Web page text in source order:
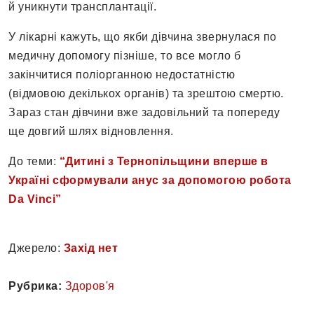
й уникнути трансплантації.
У лікарні кажуть, що якби дівчина звернулася по
медичну допомогу пізніше, то все могло б
закінчитися поліорганною недостатністю
(відмовою декількох органів) та зрештою смертю.
Зараз стан дівчини вже задовільний та попереду
ще довгий шлях відновлення.
До теми: “Дитині з Тернопільщини вперше в
Україні сформували анус за допомогою робота
Da Vinci”
Джерело: Захід нет
Рубрика: Здоров'я